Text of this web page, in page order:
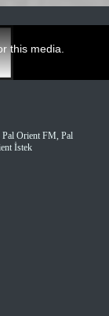
this media.
Pal Orient FM, Pal
İstek